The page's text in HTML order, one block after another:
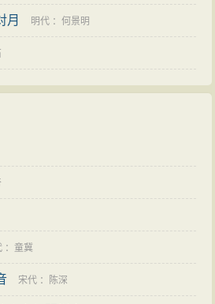
月 明代 ：何景明
：童冀
宋代 ： 陈深